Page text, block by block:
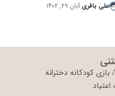
علی باقری آبان ۲۹, ۱۴۰۲
/بازی کودکانه دخترانه